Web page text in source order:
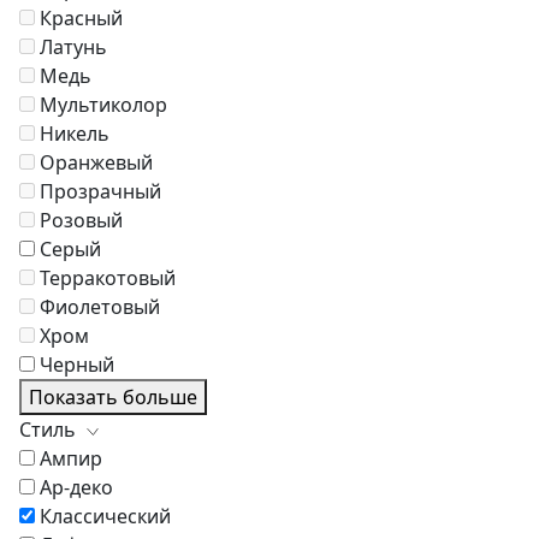
Красный
Латунь
Медь
Мультиколор
Никель
Оранжевый
Прозрачный
Розовый
Серый
Терракотовый
Фиолетовый
Хром
Черный
Показать больше
Стиль
Ампир
Ар-деко
Классический